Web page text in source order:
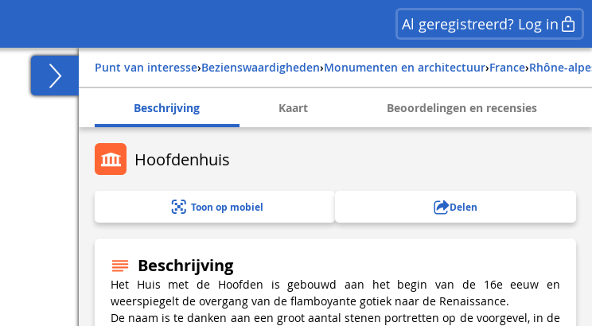
Al geregistreerd? Log in
Punt van interesse› Bezienswaardigheden› Monumenten en architectuur› france› rhône-
Beschrijving Kaart Beoordelingen en recensies
Hoofdenhuis
Toon op mobiel Delen
Beschrijving
Het Huis met de Hoofden is gebouwd aan het begin van de 16e eeuw en
weerspiegelt de overgang van de flamboyante gotiek naar de Renaissance.
De naam is te danken aan een groot aantal stenen portretten op de voorgevel, in de